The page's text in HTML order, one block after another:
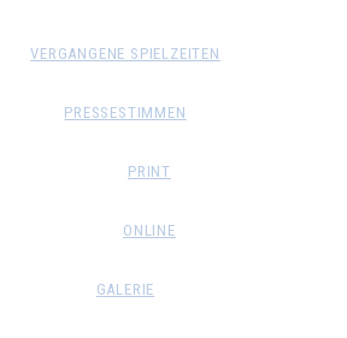
VERGANGENE SPIELZEITEN
PRESSESTIMMEN
PRINT
ONLINE
GALERIE